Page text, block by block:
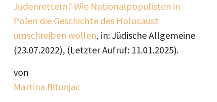
Judenrettern? Wie Nationalpopulisten in
Polen die Geschichte des Holocaust
umschreiben wollen, in: Jüdische Allgemeine
(23.07.2022), (Letzter Aufruf: 11.01.2025).
von
Martina Bitunjac